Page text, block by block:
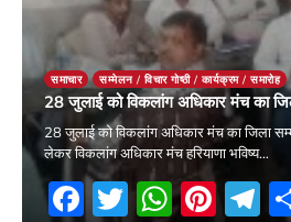
समाचार सम्मेलन / विचार गोष्ठी / कार्यक्रम / समारोह
28 जुलाई को विकलांग अधिकार मंच का
28 जुलाई को विकलांग अधिकार मंच का जिला
लेकर विकलांग अधिकार मंच हरियाणा भविष्य…
Facebook
Twitter